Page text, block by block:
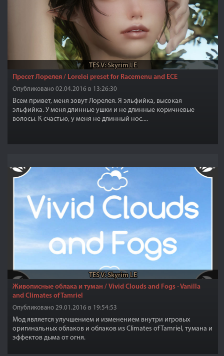
TES V: Skyrim LE
Пресет Лорелея / Lorelei preset for Racemenu and ECE
Опубликовано 02.04.2016 в 13:26:30
Всем привет, меня зовут Лорелея. Я эльфийка, высокая
эльфийка. У меня длинные ушки и не длинные коричневые
волосы. К счастью, у меня не длинный нос....
TES V: Skyrim LE
Живописные облака и туман / Vivid Clouds and Fogs - Vanilla
and Climates of Tamriel
Опубликовано 29.01.2016 в 19:54:53
Мод является улучшением и изменением внутри игровых
оригинальных облаков и облаков из Climates of Tamriel, тумана и
эффектов дыма от огня.